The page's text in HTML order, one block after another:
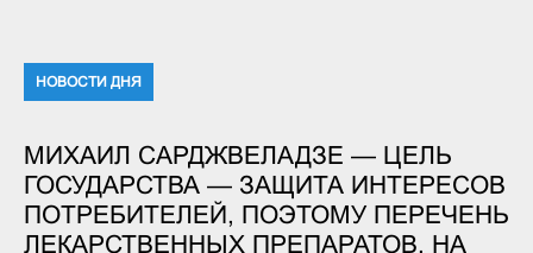
НОВОСТИ ДНЯ
МИХАИЛ САРДЖВЕЛАДЗЕ — ЦЕЛЬ
ГОСУДАРСТВА — ЗАЩИТА ИНТЕРЕСОВ
ПОТРЕБИТЕЛЕЙ, ПОЭТОМУ ПЕРЕЧЕНЬ
ЛЕКАРСТВЕННЫХ ПРЕПАРАТОВ, НА